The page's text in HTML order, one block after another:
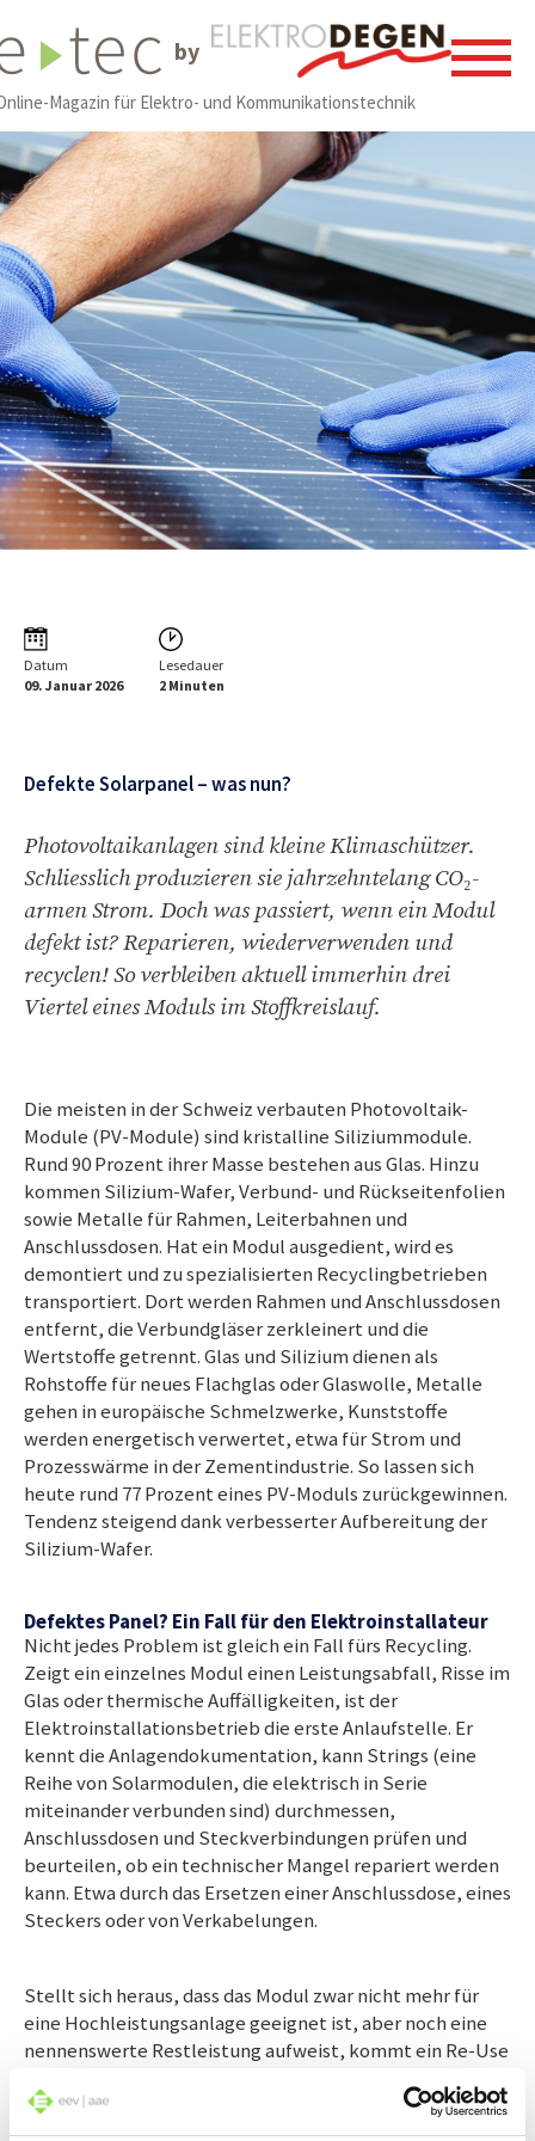
by
Magazin für Elektro- und Kommunikationstechnik
Datum
09. Januar 2026
Lesedauer
2 Minuten
Defekte Solarpanel – was nun?
Photovoltaikanlagen sind kleine Klimaschützer.
Schliesslich produzieren sie jahrzehntelang CO₂-
armen Strom. Doch was passiert, wenn ein Modul
defekt ist? Reparieren, wiederverwenden und
recyclen! So verbleiben aktuell immerhin drei
Viertel eines Moduls im Stoffkreislauf.
Die meisten in der Schweiz verbauten Photovoltaik-
Module (PV-Module) sind kristalline Siliziummodule.
Rund 90 Prozent ihrer Masse bestehen aus Glas. Hinzu
kommen Silizium-Wafer, Verbund- und Rückseitenfolien
sowie Metalle für Rahmen, Leiterbahnen und
Anschlussdosen. Hat ein Modul ausgedient, wird es
demontiert und zu spezialisierten Recyclingbetrieben
transportiert. Dort werden Rahmen und Anschlussdosen
entfernt, die Verbundgläser zerkleinert und die
Wertstoffe getrennt. Glas und Silizium dienen als
Rohstoffe für neues Flachglas oder Glaswolle, Metalle
gehen in europäische Schmelzwerke, Kunststoffe
werden energetisch verwertet, etwa für Strom und
Prozesswärme in der Zementindustrie. So lassen sich
heute rund 77 Prozent eines PV-Moduls zurückgewinnen.
Tendenz steigend dank verbesserter Aufbereitung der
Silizium-Wafer.
Defektes Panel? Ein Fall für den Elektroinstallateur
Nicht jedes Problem ist gleich ein Fall fürs Recycling.
Zeigt ein einzelnes Modul einen Leistungsabfall, Risse im
Glas oder thermische Auffälligkeiten, ist der
Elektroinstallationsbetrieb die erste Anlaufstelle. Er
kennt die Anlagendokumentation, kann Strings (eine
Reihe von Solarmodulen, die elektrisch in Serie
miteinander verbunden sind) durchmessen,
Anschlussdosen und Steckverbindungen prüfen und
beurteilen, ob ein technischer Mangel repariert werden
kann. Etwa durch das Ersetzen einer Anschlussdose, eines
Steckers oder von Verkabelungen.
Stellt sich heraus, dass das Modul zwar nicht mehr für
eine Hochleistungsanlage geeignet ist, aber noch eine
nennenswerte Restleistung aufweist, kommt ein Re-Use
PV Circle» Geschäftsmodelle für die Wiederverwendung
ausrangierter Module entwickelt. So kommen alte